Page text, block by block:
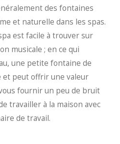
des fontaines
et naturelle dans les spas.
est facile à trouver sur
musicale ; en ce qui
une petite fontaine de
et peut offrir une valeur
fournir un peu de bruit
travailler à la maison avec
de travail.